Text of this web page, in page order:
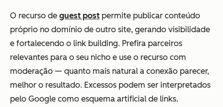
O recurso de guest post permite publicar conteúdo
próprio no domínio de outro site, gerando visibilidade
e fortalecendo o link building. Prefira parceiros
relevantes para o seu nicho e use o recurso com
moderação — quanto mais natural a conexão parecer,
melhor o resultado. Excessos podem ser interpretados
pelo Google como esquema artificial de links.